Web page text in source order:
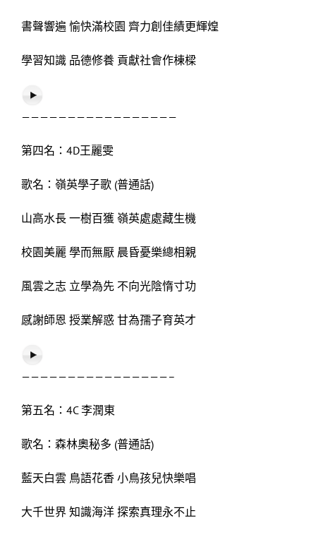
書聲響遍 愉快滿校園 齊力創佳績更輝煌
學習知識 品德修養 貢獻社會作棟樑
—————————————————
第四名：4D王麗雯
歌名：嶺英學子歌 (普通話)
山高水長 一樹百獲 嶺英處處藏生機
校園美麗 學而無厭 晨昏憂樂總相親
風雲之志 立學為先 不向光陰惰寸功
感謝師恩 授業解惑 甘為孺子育英才
————————————————–
第五名：4C 李潤東
歌名：森林奧秘多 (普通話)
藍天白雲 鳥語花香 小鳥孩兒快樂唱
大千世界 知識海洋 探索真理永不止